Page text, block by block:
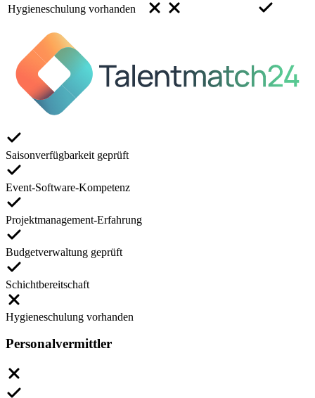
Hygieneschulung vorhanden
Saisonverfügbarkeit geprüft
Event-Software-Kompetenz
Projektmanagement-Erfahrung
Budgetverwaltung geprüft
Schichtbereitschaft
Hygieneschulung vorhanden
Personalvermittler